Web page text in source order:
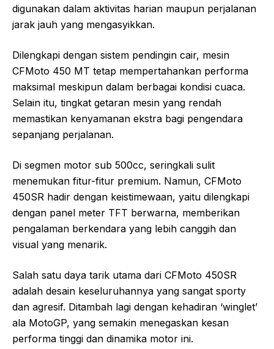
digunakan dalam aktivitas harian maupun perjalanan
jarak jauh yang mengasyikkan.
Dilengkapi dengan sistem pendingin cair, mesin
CFMoto 450 MT tetap mempertahankan performa
maksimal meskipun dalam berbagai kondisi cuaca.
Selain itu, tingkat getaran mesin yang rendah
memastikan kenyamanan ekstra bagi pengendara
sepanjang perjalanan.
Di segmen motor sub 500cc, seringkali sulit
menemukan fitur-fitur premium. Namun, CFMoto
450SR hadir dengan keistimewaan, yaitu dilengkapi
dengan panel meter TFT berwarna, memberikan
pengalaman berkendara yang lebih canggih dan
visual yang menarik.
Salah satu daya tarik utama dari CFMoto 450SR
adalah desain keseluruhannya yang sangat sporty
dan agresif. Ditambah lagi dengan kehadiran ‘winglet’
ala MotoGP, yang semakin menegaskan kesan
performa tinggi dan dinamika motor ini.